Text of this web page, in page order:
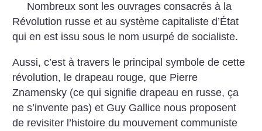
Nombreux sont les ouvrages consacrés à la
Révolution russe et au système capitaliste d’État
qui en est issu sous le nom usurpé de socialiste.
Aussi, c’est à travers le principal symbole de cette
révolution, le drapeau rouge, que Pierre
Znamensky (ce qui signifie drapeau en russe, ça
ne s’invente pas) et Guy Gallice nous proposent
de revisiter l’histoire du mouvement communiste